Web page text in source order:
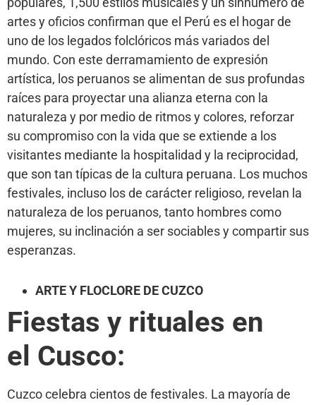
artes y oficios confirman que el Perú es el hogar de
uno de los legados folclóricos más variados del
mundo. Con este derramamiento de expresión
artística, los peruanos se alimentan de sus profundas
raíces para proyectar una alianza eterna con la
naturaleza y por medio de ritmos y colores, reforzar
su compromiso con la vida que se extiende a los
visitantes mediante la hospitalidad y la reciprocidad,
que son tan típicas de la cultura peruana. Los muchos
festivales, incluso los de carácter religioso, revelan la
naturaleza de los peruanos, tanto hombres como
mujeres, su inclinación a ser sociables y compartir sus
esperanzas.
ARTE Y FLOCLORE DE CUZCO
Fiestas y rituales en
el Cusco:
Cuzco celebra cientos de festivales. La mayoría de